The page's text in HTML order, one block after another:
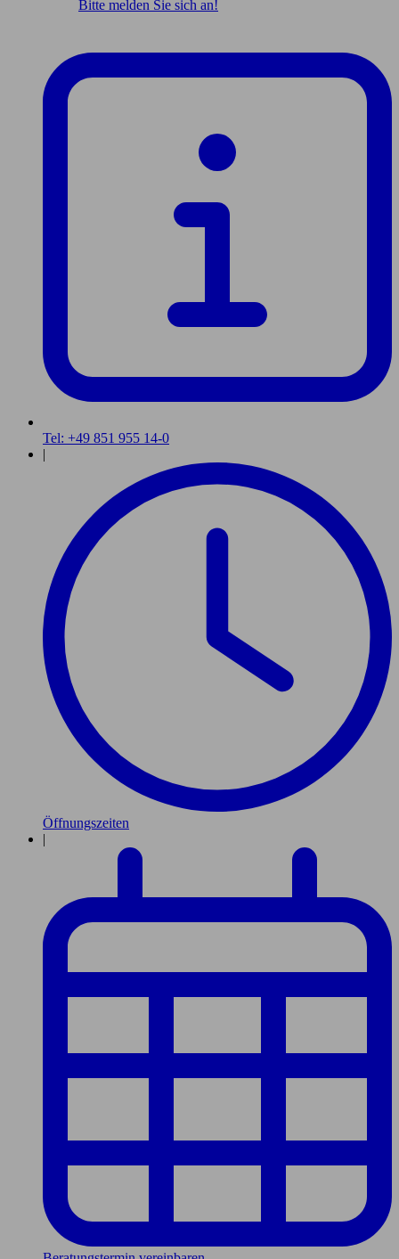
Bitte melden Sie sich an!
Tel: +49 851 955 14-0
|
Öffnungszeiten
|